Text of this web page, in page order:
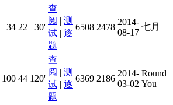
34 22 30'
查
阅 | 测
试 | 逐
题
6508 2478
2014-
08-17
七月
100 44 120'
查
阅 | 测
试 | 逐
题
6369 2186
2014-
03-02
Round
You